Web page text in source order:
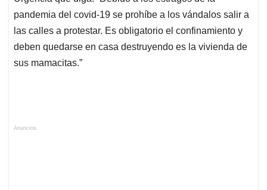
pandemia del covid-19 se prohíbe a los vándalos salir a
las calles a protestar. Es obligatorio el confinamiento y
deben quedarse en casa destruyendo es la vivienda de
sus mamacitas.”
Anuncios.